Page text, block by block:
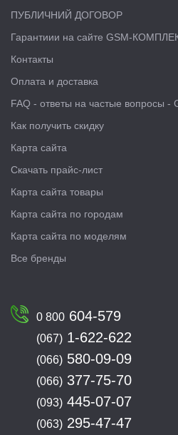
ПУБЛИЧНИЙ ДОГОВОР
Гарантиии на сайте GSM-
Контакты
Оплата и доставка
FAQ - ответы на частые вопросы -
Как получить скидку
Карта сайта
Скачать прайс-лист
Карта сайта товары
Карта сайта по городам
Карта сайта по моделям
Все бренды
0 800 604-579
(067) 1-622-622
(066) 580-09-09
(066) 377-75-70
(093) 445-07-07
(063) 295-47-47